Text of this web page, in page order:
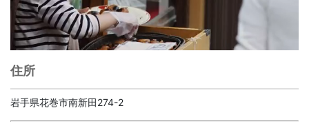
住所
岩手県花巻市南新田274-2